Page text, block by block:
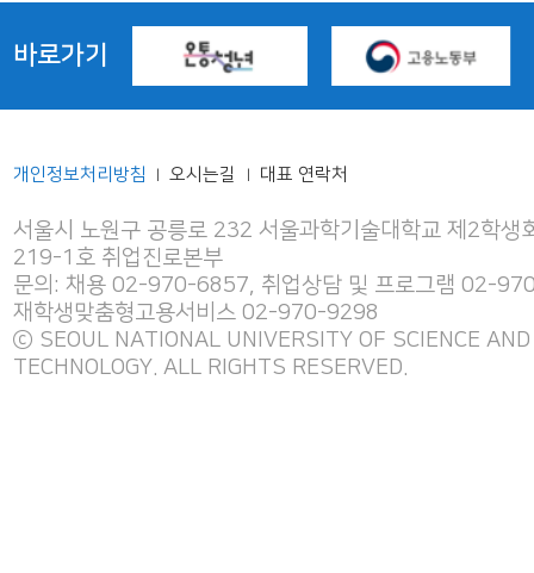
바로가기
개인정보처리방침 | 오시는길 | 대표 연락처
서울시 노원구 공릉로 232 서울과학기술대학교 제2학생
219-1호 취업진로본부
문의: 채용 02-970-6857, 취업상담 및 프로그램 02-
재학생맞춤형고용서비스 02-970-9298
ⓒ SEOUL NATIONAL UNIVERSITY OF SCIENCE AND
TECHNOLOGY. ALL RIGHTS RESERVED.